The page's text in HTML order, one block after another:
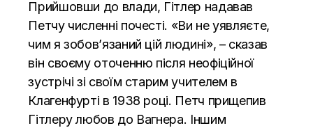
Прийшовши до влади, Гітлер надавав
Петчу численні почесті. «Ви не уявляєте,
чим я зобов’язаний цій людині», – сказав
він своєму оточенню після неофіційної
зустрічі зі своїм старим учителем в
Клагенфурті в 1938 році. Петч прищепив
Гітлеру любов до Вагнера. Іншим